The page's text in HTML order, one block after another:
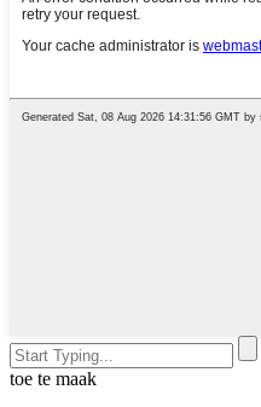
toe te maak